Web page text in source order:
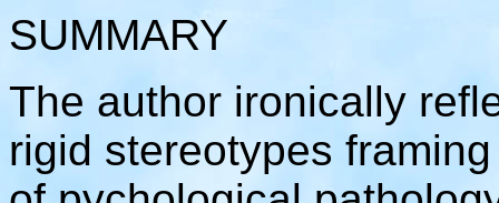
SUMMARY
The author ironically
rigid stereotypes